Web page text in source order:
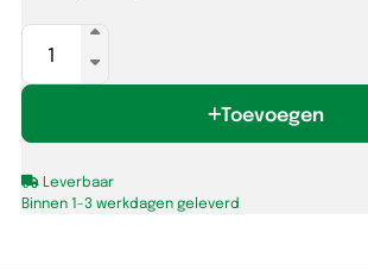
18W-
IP54
aantal
Toevoegen
Leverbaar
Binnen 1-3 werkdagen geleverd